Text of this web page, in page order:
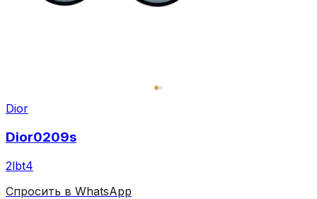
Dior
Dior0209s
2lbt4
Спросить в WhatsApp